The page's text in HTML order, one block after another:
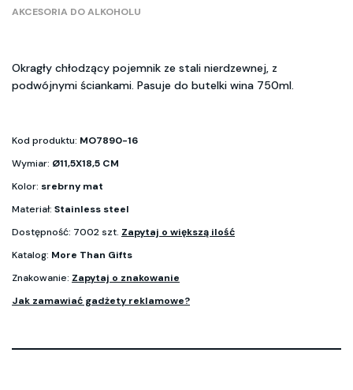
AKCESORIA DO ALKOHOLU
Okragły chłodzący pojemnik ze stali nierdzewnej, z
podwójnymi ściankami. Pasuje do butelki wina 750ml.
Kod produktu: MO7890-16
Wymiar: Ø11,5X18,5 CM
Kolor: srebrny mat
Materiał: Stainless steel
Dostępność: 7002 szt. Zapytaj o większą ilość
Katalog: More Than Gifts
Znakowanie: Zapytaj o znakowanie
Jak zamawiać gadżety reklamowe?